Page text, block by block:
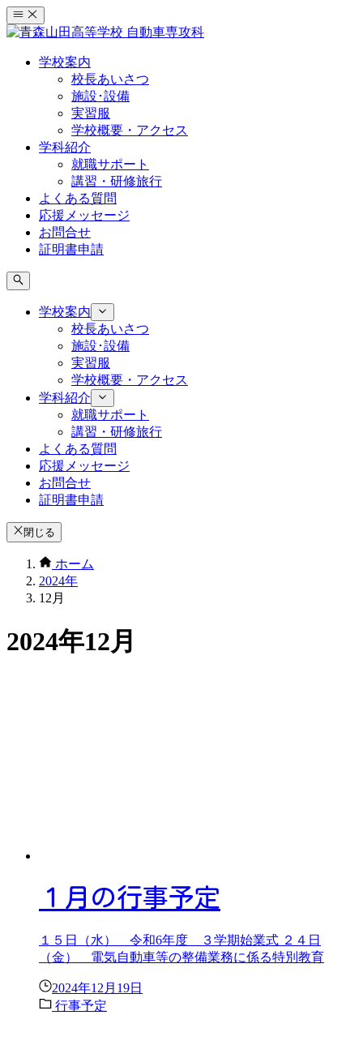
コ
ン
学校案内
校長あいさつ
施設･設備
実習服
学校概要・アクセス
学科紹介
就職サポート
講習・研修旅行
よくある質問
応援メッセージ
お問合せ
証明書申請
学校案内
校長あいさつ
施設･設備
実習服
学校概要・アクセス
学科紹介
就職サポート
講習・研修旅行
よくある質問
応援メッセージ
お問合せ
証明書申請
閉じる
ホーム
2024年
12月
2024年12月
１月の行事予定
１５日（水） 令和6年度 ３学期始業式 ２４日
（金） 電気自動車等の整備業務に係る特別教育
2024年12月19日
行事予定